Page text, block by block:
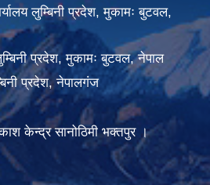
लुम्बिनी प्रदेश, मुकामः बुटवल,
प्रदेश, मुकामः बुटवल, नेपाल
प्रदेश, नेपालगंज
केन्द्र सानोठिमी भक्तपुर ।